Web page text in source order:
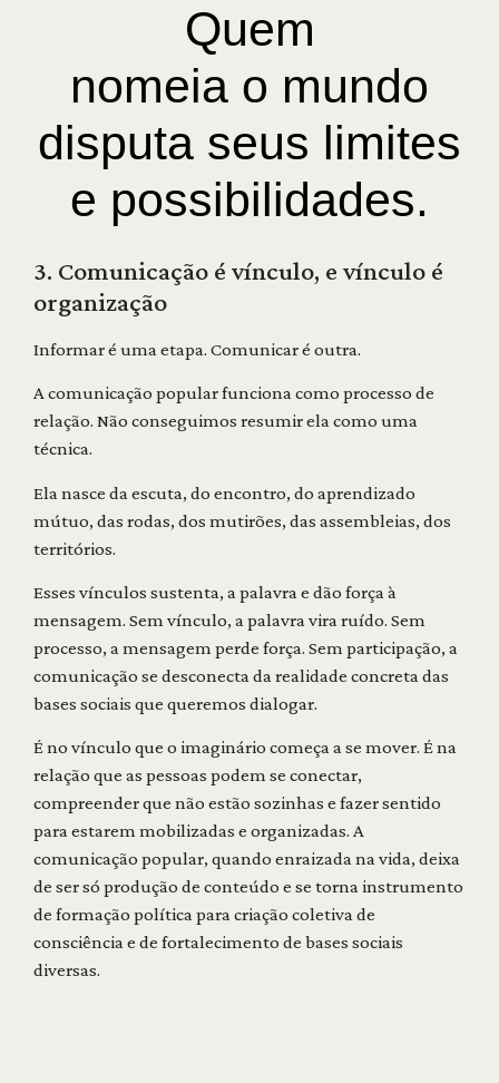
Quem
nomeia o mundo
disputa seus limites
e possibilidades.
3. Comunicação é vínculo, e vínculo é
organização
Informar é uma etapa. Comunicar é outra.
A comunicação popular funciona como processo de
relação. Não conseguimos resumir ela como uma
técnica.
Ela nasce da escuta, do encontro, do aprendizado
mútuo, das rodas, dos mutirões, das assembleias, dos
territórios.
Esses vínculos sustenta, a palavra e dão força à
mensagem. Sem vínculo, a palavra vira ruído. Sem
processo, a mensagem perde força. Sem participação, a
comunicação se desconecta da realidade concreta das
bases sociais que queremos dialogar.
É no vínculo que o imaginário começa a se mover. É na
relação que as pessoas podem se conectar,
compreender que não estão sozinhas e fazer sentido
para estarem mobilizadas e organizadas. A
comunicação popular, quando enraizada na vida, deixa
de ser só produção de conteúdo e se torna instrumento
de formação política para criação coletiva de
consciência e de fortalecimento de bases sociais
diversas.